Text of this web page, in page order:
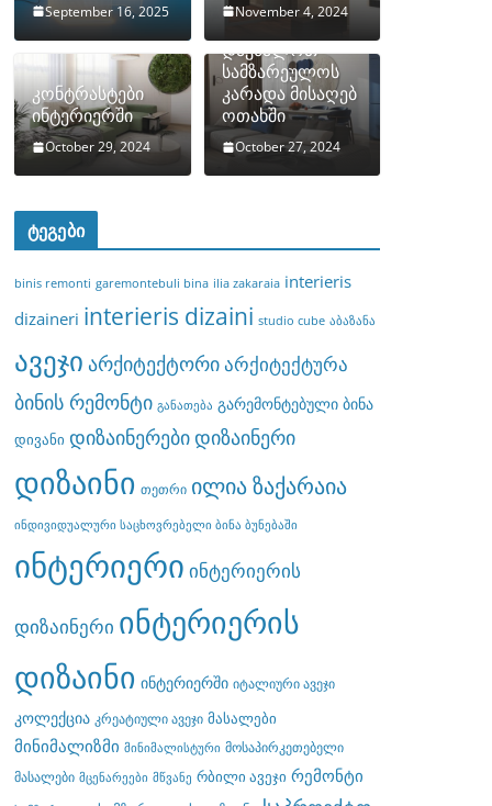
September 16, 2025 November 4, 2024
კონტრასტები
ინტერიერში
October 29, 2024
როგორ
დავმალოთ
სამზარეულოს
კარადა მისაღებ
ოთახში
October 27, 2024
ტეგები
binis remonti garemontebuli bina ilia zakaraia interieris
dizaineri interieris dizaini studio cube აბაზანა
ავეჯი არქიტექტორიარქიტექტურა
ბინის რემონტი განათება გარემონტებული ბინა
დივანი დიზაინერებიდიზაინერი
დიზაინი თეთრი ილია ზაქარაია
ინდივიდუალური საცხოვრებელი ბინა ბუნებაში
ინტერიერი ინტერიერის
დიზაინერი ინტერიერის
დიზაინი ინტერიერში იტალიური ავეჯი
კოლექცია კრეატიული ავეჯი მასალები
მინიმალიზმი მინიმალისტური მოსაპირკეთებელი
მასალები მცენარეები მწვანე რბილი ავეჯი რემონტი